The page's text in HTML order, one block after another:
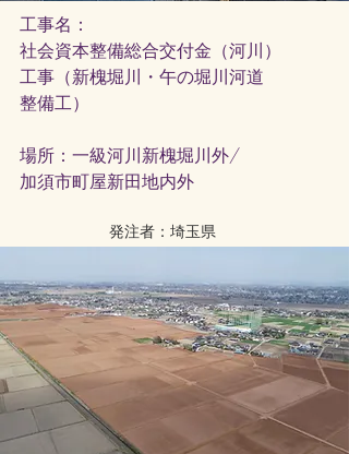
発注者：埼玉県
工事名：
社会資本整備総合交付金（河川）
工事（新槐堀川・午の堀川河道
整備工）
​場所：一級河川新槐堀川外/
加須市町屋新田地内外